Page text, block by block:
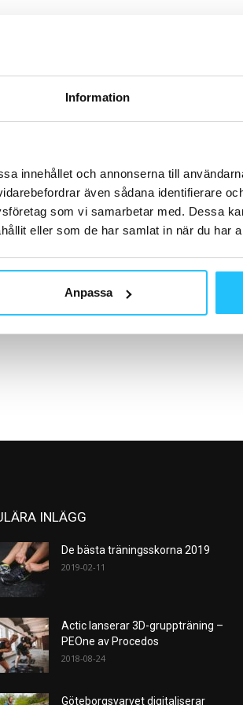
Information
innehållet och annonserna till
även sådana identifierare
som vi samarbetar med. Dessa
eller som de har samlat in när du har
Anpassa
INLÄGG
De bästa träningsskorna 2019
2019-02-11
Actic lanserar 3D-gruppträning –
PEOne av Procedos
2018-08-24
Göteborgsvarvet digitaliserar